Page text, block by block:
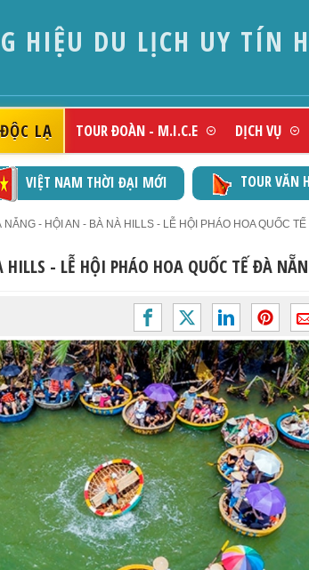
HIỆU DU LỊCH UY TÍN
LẠ TOUR ĐOÀN - M.I.C.E DỊCH VỤ
VIỆT NAM THỜI ĐẠI MỚI TOUR VĂN
- HỘI AN - BÀ NÀ HILLS - LỄ HỘI PHÁO HOA QUỐC
- LỄ HỘI PHÁO HOA QUỐC TẾ ĐÀ